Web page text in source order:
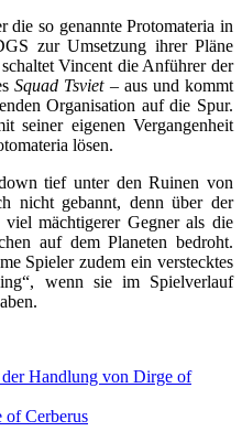
die so genannte Protomateria in
zur Umsetzung ihrer Pläne
Vincent die Anführer der
Squad Tsviet– aus und kommt
Organisation auf die Spur.
seiner eigenen Vergangenheit
lösen.
tief unter den Ruinen von
nicht gebannt, denn über der
mächtigerer Gegner als die
auf dem Planeten bedroht.
Spieler zudem ein verstecktes
wenn sie im Spielverlauf
Handlung von Dirge of
Cerberus